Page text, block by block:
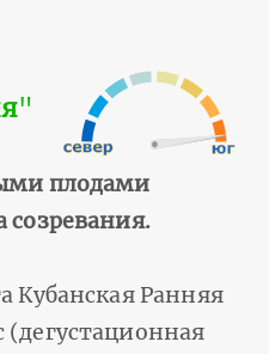
"
плодами
созревания.
Кубанская Ранняя